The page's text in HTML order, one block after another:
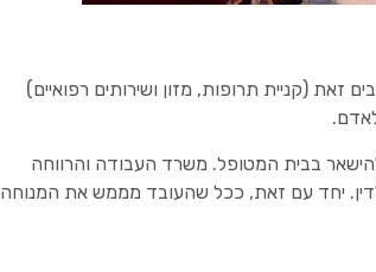
(קניית תרופות, מזון ושירותים רפואיים)
בבית המטופל. משרד העבודה והרווחה
יחד עם זאת, ככל שהעובד מממש את המנוחה